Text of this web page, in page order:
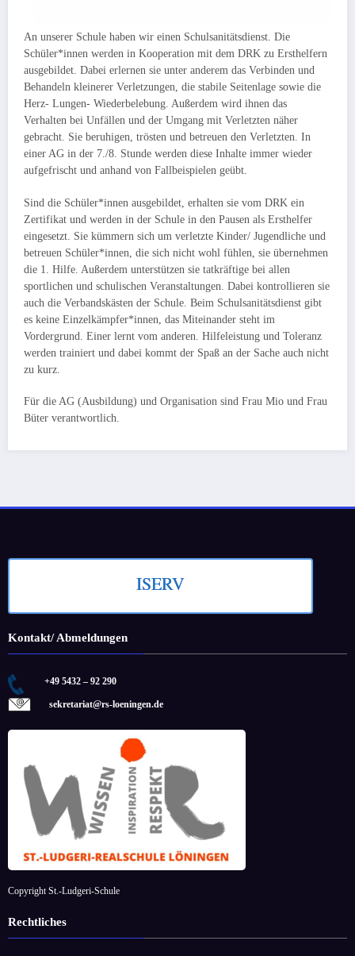
An unserer Schule haben wir einen Schulsanitätsdienst. Die
Schüler*innen werden in Kooperation mit dem DRK zu Ersthelfern
ausgebildet. Dabei erlernen sie unter anderem das Verbinden und
Behandeln kleinerer Verletzungen, die stabile Seitenlage sowie die
Herz- Lungen- Wiederbelebung. Außerdem wird ihnen das
Verhalten bei Unfällen und der Umgang mit Verletzten näher
gebracht. Sie beruhigen, trösten und betreuen den Verletzten. In
einer AG in der 7./8. Stunde werden diese Inhalte immer wieder
aufgefrischt und anhand von Fallbeispielen geübt.
Sind die Schüler*innen ausgebildet, erhalten sie vom DRK ein
Zertifikat und werden in der Schule in den Pausen als Ersthelfer
eingesetzt. Sie kümmern sich um verletzte Kinder/ Jugendliche und
betreuen Schüler*innen, die sich nicht wohl fühlen, sie übernehmen
die 1. Hilfe. Außerdem unterstützen sie tatkräftige bei allen
sportlichen und schulischen Veranstaltungen. Dabei kontrollieren sie
auch die Verbandskästen der Schule. Beim Schulsanitätsdienst gibt
es keine Einzelkämpfer*innen, das Miteinander steht im
Vordergrund. Einer lernt vom anderen. Hilfeleistung und Toleranz
werden trainiert und dabei kommt der Spaß an der Sache auch nicht
zu kurz.
Für die AG (Ausbildung) und Organisation sind Frau Mio und Frau
Büter verantwortlich.
ISERV
Kontakt/ Abmeldungen
+49 5432 – 92 290
sekretariat@rs-loeningen.de
Copyright St.-Ludgeri-Schule
Rechtliches